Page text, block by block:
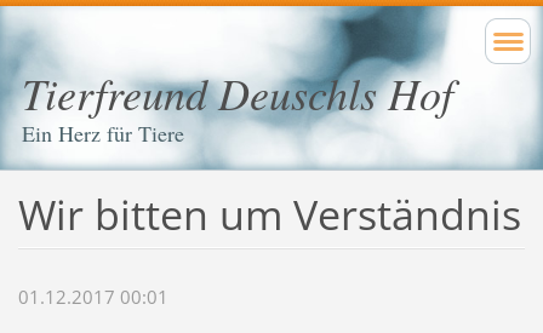
Tierfreund Deuschls Hof
Ein Herz für Tiere
Wir bitten um Verständnis
01.12.2017 00:01